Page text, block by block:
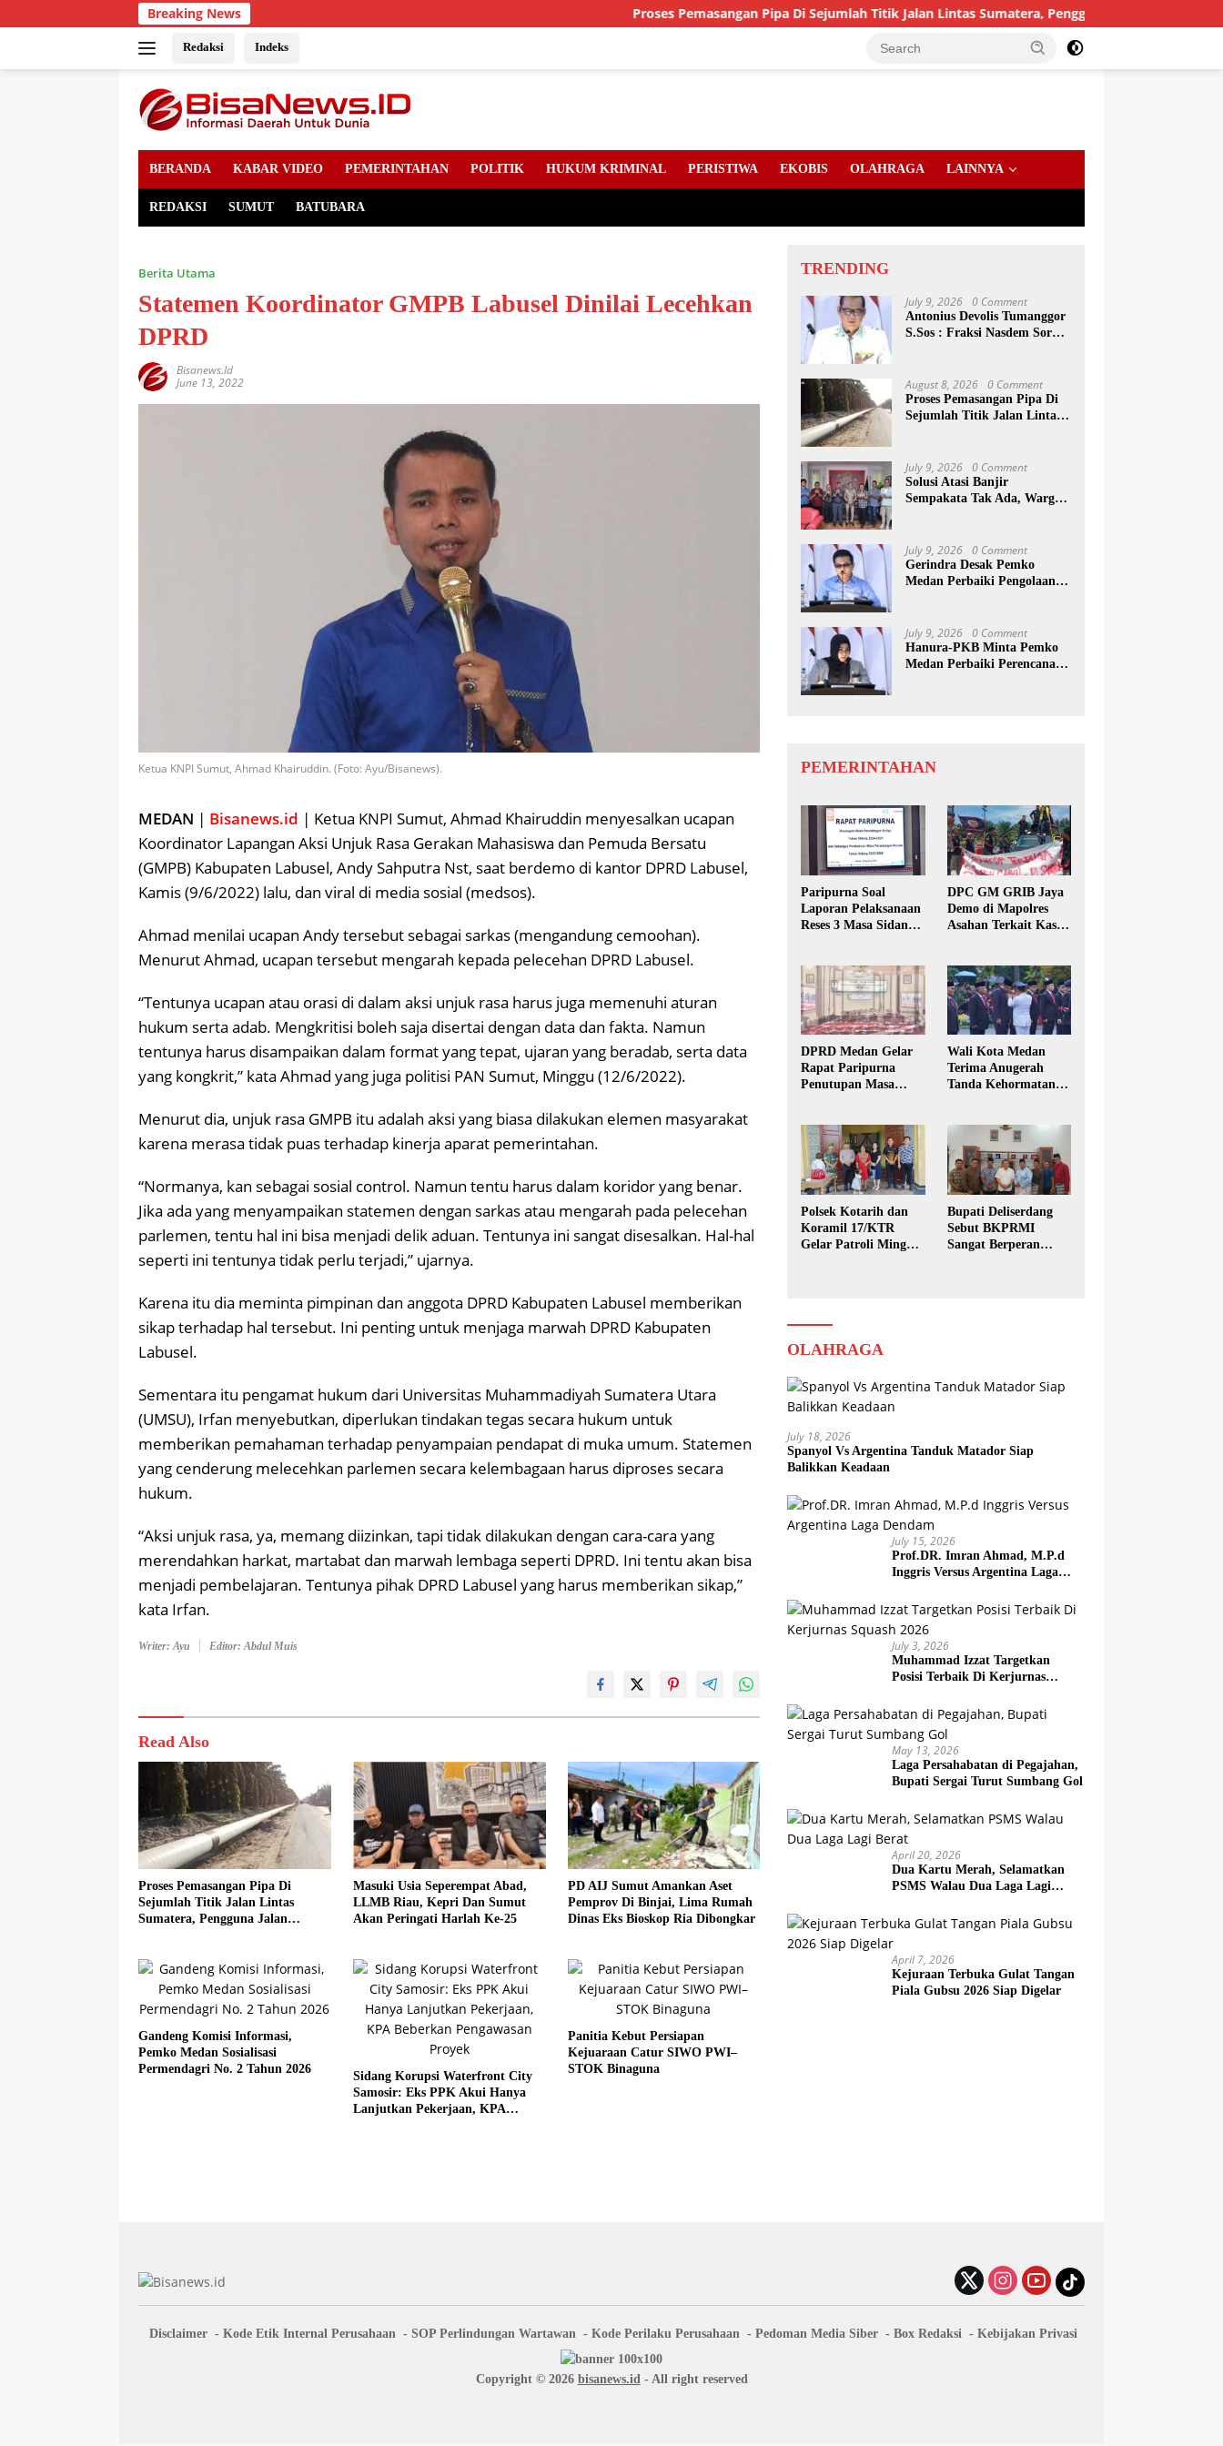
to
Breaking News Proses Pemasangan Pipa Di Sejumlah Titik Jalan Lintas Sumatera, Pengguna Jalan diimbau Untuk
Redaksi Indeks
BERANDA KABAR VIDEO PEMERINTAHAN POLITIK HUKUM KRIMINAL PERISTIWA EKOBIS OLAHRAGA LAINNYA
REDAKSI SUMUT BATUBARA
Berita Utama
Statemen Koordinator GMPB Labusel Dinilai Lecehkan
DPRD
Bisanews.id
June 13, 2022
Ketua KNPI Sumut, Ahmad Khairuddin. (Foto: Ayu/Bisanews).
MEDAN | Bisanews.id | Ketua KNPI Sumut, Ahmad Khairuddin menyesalkan ucapan
Koordinator Lapangan Aksi Unjuk Rasa Gerakan Mahasiswa dan Pemuda Bersatu
(GMPB) Kabupaten Labusel, Andy Sahputra Nst, saat berdemo di kantor DPRD Labusel,
Kamis (9/6/2022) lalu, dan viral di media sosial (medsos).
Ahmad menilai ucapan Andy tersebut sebagai sarkas (mengandung cemoohan).
Menurut Ahmad, ucapan tersebut mengarah kepada pelecehan DPRD Labusel.
“Tentunya ucapan atau orasi di dalam aksi unjuk rasa harus juga memenuhi aturan
hukum serta adab. Mengkritisi boleh saja disertai dengan data dan fakta. Namun
tentunya harus disampaikan dalam format yang tepat, ujaran yang beradab, serta data
yang kongkrit,” kata Ahmad yang juga politisi PAN Sumut, Minggu (12/6/2022).
Menurut dia, unjuk rasa GMPB itu adalah aksi yang biasa dilakukan elemen masyarakat
karena merasa tidak puas terhadap kinerja aparat pemerintahan.
“Normanya, kan sebagai sosial control. Namun tentu harus dalam koridor yang benar.
Jika ada yang menyampaikan statemen dengan sarkas atau mengarah pada pelecehan
parlemen, tentu hal ini bisa menjadi delik aduan. Tentunya ini sangat disesalkan. Hal-hal
seperti ini tentunya tidak perlu terjadi,” ujarnya.
Karena itu dia meminta pimpinan dan anggota DPRD Kabupaten Labusel memberikan
sikap terhadap hal tersebut. Ini penting untuk menjaga marwah DPRD Kabupaten
Labusel.
Sementara itu pengamat hukum dari Universitas Muhammadiyah Sumatera Utara
(UMSU), Irfan menyebutkan, diperlukan tindakan tegas secara hukum untuk
memberikan pemahaman terhadap penyampaian pendapat di muka umum. Statemen
yang cenderung melecehkan parlemen secara kelembagaan harus diproses secara
hukum.
“Aksi unjuk rasa, ya, memang diizinkan, tapi tidak dilakukan dengan cara-cara yang
merendahkan harkat, martabat dan marwah lembaga seperti DPRD. Ini tentu akan bisa
menjadi pembelajaran. Tentunya pihak DPRD Labusel yang harus memberikan sikap,”
kata Irfan.
Writer: Ayu Editor: Abdul Muis
Read Also
Proses Pemasangan Pipa Di
Sejumlah Titik Jalan Lintas
Sumatera, Pengguna Jalan
Masuki Usia Seperempat Abad,
LLMB Riau, Kepri Dan Sumut
Akan Peringati Harlah Ke-25
PD AIJ Sumut Amankan Aset
Pemprov Di Binjai, Lima Rumah
Dinas Eks Bioskop Ria Dibongkar
Gandeng Komisi Informasi,
Pemko Medan Sosialisasi
Permendagri No. 2 Tahun 2026
Sidang Korupsi Waterfront City
Samosir: Eks PPK Akui Hanya
Lanjutkan Pekerjaan, KPA
Panitia Kebut Persiapan
Kejuaraan Catur SIWO PWI–
STOK Binaguna
TRENDING
July 9, 2026 0 Comment
Antonius Devolis Tumanggor
S.Sos : Fraksi Nasdem Soroti
August 8, 2026 0 Comment
Proses Pemasangan Pipa Di
Sejumlah Titik Jalan Lintas
meningkatkan Kewaspadaan
July 9, 2026 0 Comment
Solusi Atasi Banjir
Sempakata Tak Ada, Warga
July 9, 2026 0 Comment
Gerindra Desak Pemko
Medan Perbaiki Pengolaan
July 9, 2026 0 Comment
Hanura-PKB Minta Pemko
Medan Perbaiki Perencanaan
PEMERINTAHAN
Paripurna Soal
Laporan Pelaksanaan
Reses 3 Masa Sidang
DPC GM GRIB Jaya
Demo di Mapolres
Asahan Terkait Kasus
DPRD Medan Gelar
Rapat Paripurna
Penutupan Masa
Wali Kota Medan
Terima Anugerah
Tanda Kehormatan
Polsek Kotarih dan
Koramil 17/KTR
Gelar Patroli Minggu
Bupati Deliserdang
Sebut BKPRMI
Sangat Berperan
OLAHRAGA
July 18, 2026
Spanyol Vs Argentina Tanduk Matador Siap
Balikkan Keadaan
July 15, 2026
Prof.DR. Imran Ahmad, M.P.d
Inggris Versus Argentina Laga
July 3, 2026
Muhammad Izzat Targetkan
Posisi Terbaik Di Kerjurnas
May 13, 2026
Laga Persahabatan di Pegajahan,
Bupati Sergai Turut Sumbang Gol
April 20, 2026
Dua Kartu Merah, Selamatkan
PSMS Walau Dua Laga Lagi
April 7, 2026
Kejuraan Terbuka Gulat Tangan
Piala Gubsu 2026 Siap Digelar
Disclaimer Kode Etik Internal Perusahaan SOP Perlindungan Wartawan Kode Perilaku Perusahaan Pedoman Media Siber Box Redaksi Kebijakan Privasi
Copyright © 2026 bisanews.id- All right reserved